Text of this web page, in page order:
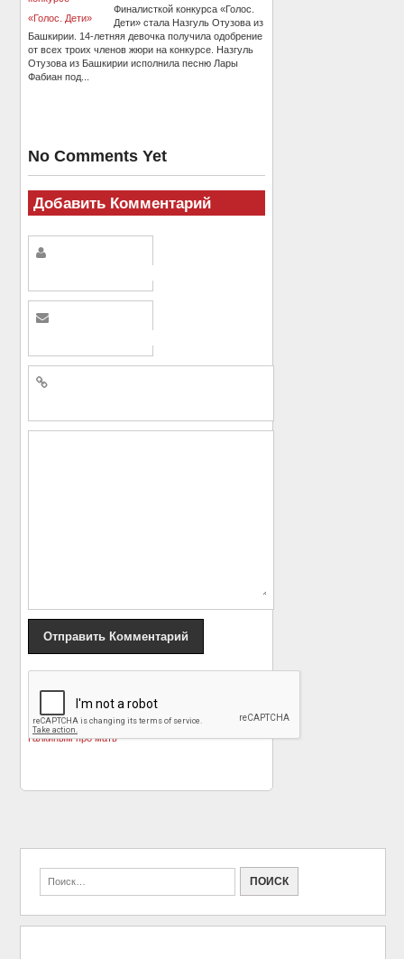
Финалисткой конкурса «Голос.
Дети» стала Назгуль Отузова из
Башкирии. 14-летняя девочка получила одобрение
от всех троих членов жюри на конкурсе. Назгуль
Отузова из Башкирии исполнила песню Лары
Фабиан под...
No Comments Yet
Добавить Комментарий
Дочь уральского
миллионера снялась в
совместном клипе с
Галкиным про мать
советского кино. 1959